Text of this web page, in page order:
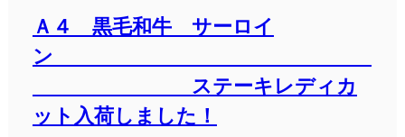
Ａ４ 黒毛和牛 サーロイ
ン
ステーキレディカ
ット入荷しました！